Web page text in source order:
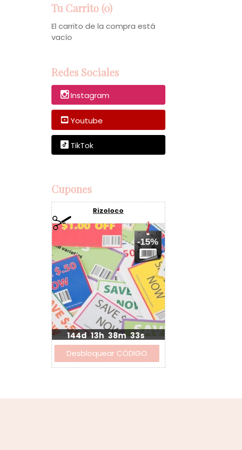
Tu Carrito (0)
El carrito de la compra está
vacío
Redes Sociales
Instagram
Youtube
TikTok
Cupones
Rizoloco
-15%
144d 13h 38m 33s